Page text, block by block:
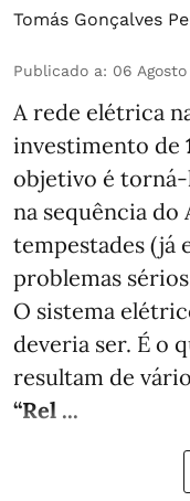
Tomás Gonçalves
Publicado a: 06
A rede elétrica
investimento de
objetivo é torná-
na sequência do
tempestades (já
problemas
O sistema
deveria ser. É o
resultam de
“Rel ...